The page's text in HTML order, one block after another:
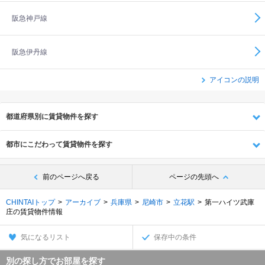
阪急神戸線
阪急伊丹線
アイコンの説明
都道府県別に賃貸物件を探す
都市にこだわって賃貸物件を探す
前のページへ戻る ページの先頭へ
CHINTAIトップ アーカイブ 兵庫県 尼崎市 立花駅
第一ハイツ武庫
庄の賃貸物件情報
気になるリスト 保存中の条件
別の探し方でお部屋を探す